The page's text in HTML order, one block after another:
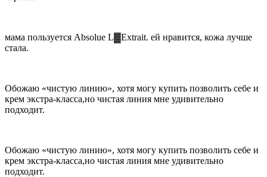
мама пользуется Absolue L▓Extrait. ей нравится, кожа лучше
стала.
Обожаю «чистую линию», хотя могу купить позволить себе и
крем экстра-класса,но чистая линия мне удивительно
подходит.
Обожаю «чистую линию», хотя могу купить позволить себе и
крем экстра-класса,но чистая линия мне удивительно
подходит.